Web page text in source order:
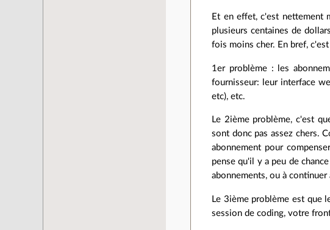
Et en effet, c'est nettement
plusieurs centaines de
fois moins cher. En bref,
1er problème : les
fournisseur: leur interface
etc), etc.
Le 2ième problème, c'est
sont donc pas assez chers.
abonnement pour
pense qu'il y a peu de
abonnements, ou à
Le 3ième problème est que
session de coding, votre